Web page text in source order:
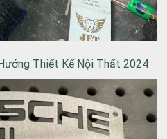
Thiết Kế Nội Thất 2024